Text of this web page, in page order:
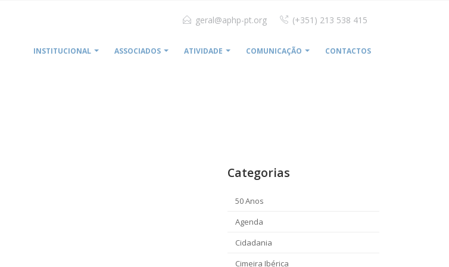
geral@aphp-pt.org (+351) 213 538 415
INSTITUCIONAL ASSOCIADOS ATIVIDADE COMUNICAÇÃO CONTACTOS
Categorias
50 Anos
Agenda
Cidadania
Cimeira Ibérica